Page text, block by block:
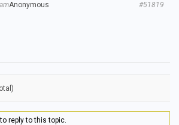
Anonymous #51819
reply to this topic.